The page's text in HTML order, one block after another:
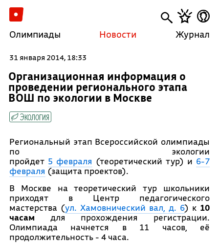
Олимпиады Новости Журнал
31 января 2014, 18:33
Организационная информация о
проведении регионального этапа
ВОШ по экологии в Москве
Экология
Региональный этап Всероссийской олимпиады
по экологии
пройдет 5 февраля (теоретический тур) и 6-7
февраля (защита проектов).
В Москве на теоретический тур школьники
приходят в Центр педагогического
мастерства (ул. Хамовнический вал, д. 6) к 10
часам для прохождения регистрации.
Олимпиада начнется в 11 часов, её
продолжительность - 4 часа.